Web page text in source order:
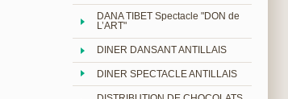
DANA TIBET Spectacle "DON de
L’ART"
DINER DANSANT ANTILLAIS
DINER SPECTACLE ANTILLAIS